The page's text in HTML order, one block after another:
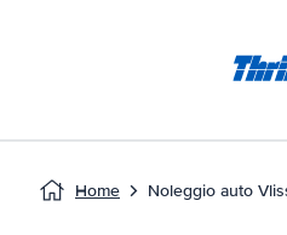
Home Noleggio auto